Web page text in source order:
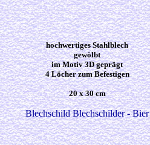
hochwertiges Stahlblech
gewölbt
im Motiv 3D geprägt
4 Löcher zum Befestigen
20 x 30 cm
Blechschild Blechschilder - Bier